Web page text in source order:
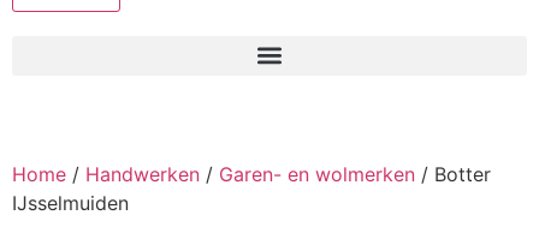
Home / Handwerken / Garen- en wolmerken / Botter
IJsselmuiden